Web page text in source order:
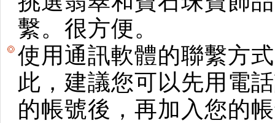
繫。很方便。
使用通訊軟體的聯繫方
此，建議您可以先用電
的帳號後，再加入您的